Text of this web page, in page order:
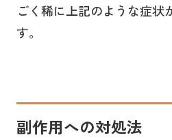
ごく稀に上記のような症状
す。
副作用への対処法